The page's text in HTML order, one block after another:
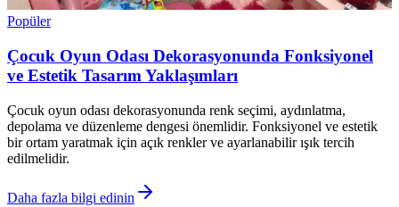
Popüler
Çocuk Oyun Odası Dekorasyonunda Fonksiyonel
ve Estetik Tasarım Yaklaşımları
Çocuk oyun odası dekorasyonunda renk seçimi, aydınlatma,
depolama ve düzenleme dengesi önemlidir. Fonksiyonel ve estetik
bir ortam yaratmak için açık renkler ve ayarlanabilir ışık tercih
edilmelidir.
Daha fazla bilgi edinin